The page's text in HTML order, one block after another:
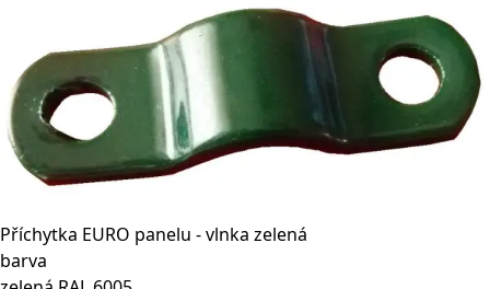
Příchytka EURO panelu - vlnka zelená
barva